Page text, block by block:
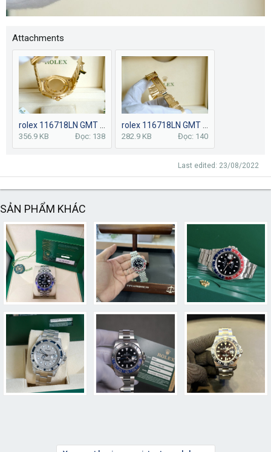
Attachments
356.9 KB Đọc: 138 282.9 KB Đọc: 140
Last edited: 23/08/2022
SẢN PHẨM KHÁC